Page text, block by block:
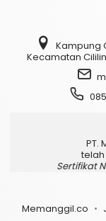
Kampung
Kecamatan
PT.
telah
Sertifikat
Memanggil.co